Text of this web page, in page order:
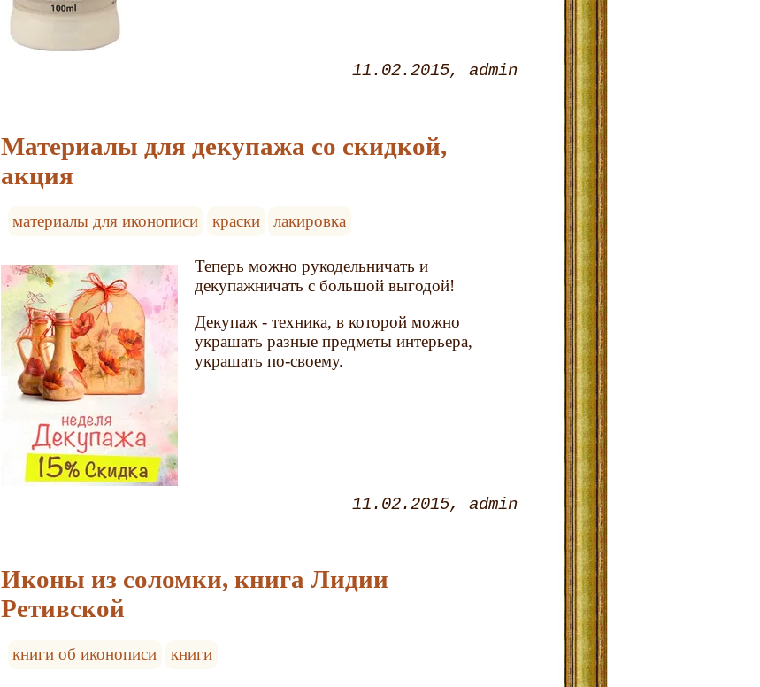
11.02.2015 admin
Материалы для декупажа со скидкой,
акция
материалы для иконописи краски лакировка
Теперь можно рукодельничать и
декупажничать с большой выгодой!
Декупаж - техника, в которой можно
украшать разные предметы интерьера,
украшать по-своему.
11.02.2015 admin
Иконы из соломки, книга Лидии
Ретивской
книги об иконописи книги